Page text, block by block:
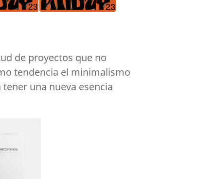
de proyectos que no
tendencia el minimalismo
una nueva esencia